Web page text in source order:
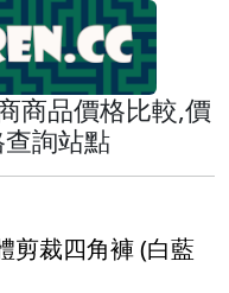
商品價格比較,價
詢站點
剪裁四角褲 (白藍